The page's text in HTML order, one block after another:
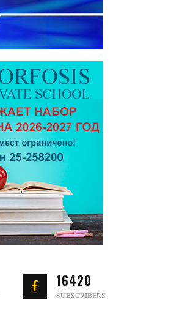
16420
SUBSCRIBERS